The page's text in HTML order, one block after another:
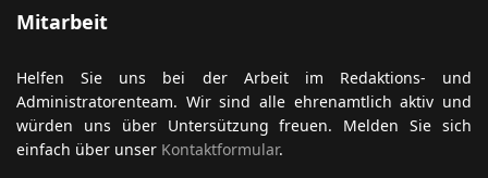
Mitarbeit
Helfen Sie uns bei der Arbeit im Redaktions- und
Administratorenteam. Wir sind alle ehrenamtlich aktiv und
würden uns über Untersützung freuen. Melden Sie sich
einfach über unser Kontaktformular.